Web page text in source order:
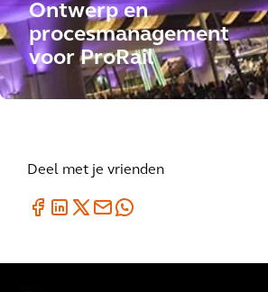
Ontwerp en
procesmanagement
voor ProRail
Deel met je vrienden